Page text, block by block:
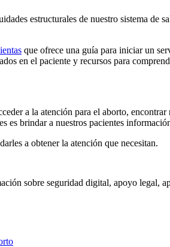
estructurales de nuestro sistema de
que ofrece una guía para iniciar un
en el paciente y recursos para
a la atención para el aborto,
es brindar a nuestros pacientes
a obtener la atención que necesitan.
sobre seguridad digital, apoyo legal,